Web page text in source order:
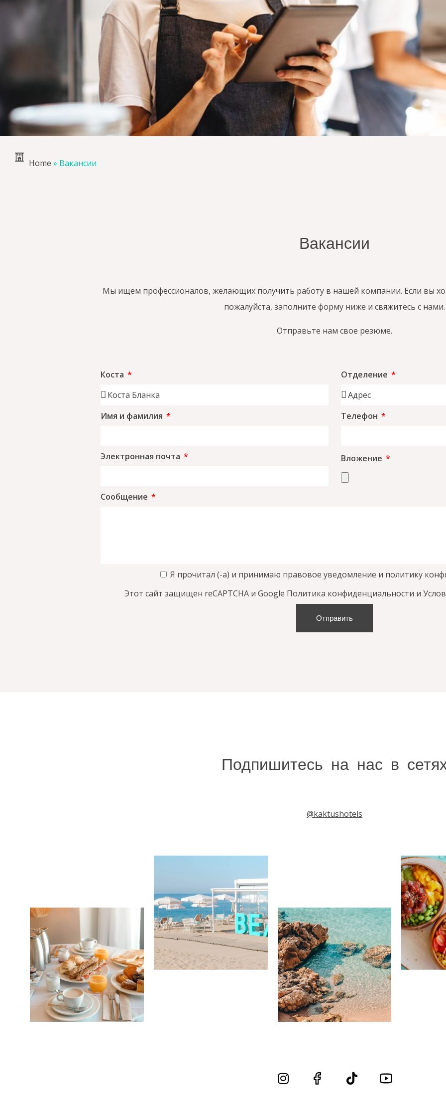
Home » Вакансии
Вакансии
Мы ищем профессионалов, желающих получить работу в нашей компании. Если вы
пожалуйста, заполните форму ниже и свяжитесь с нами.
Отправьте нам свое резюме.
Коста Отделение
Имя и фамилия Телефон
Электронная почта Вложение
Сообщение
Я прочитал (-а) и принимаю правовое уведомление и политику
Этот сайт защищен reCAPTCHA и Google Политика конфиденциальности и
Отправить
Подпишитесь на нас в
@kaktushotels